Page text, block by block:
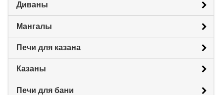
Диваны
Мангалы
Печи для казана
Казаны
Печи для бани